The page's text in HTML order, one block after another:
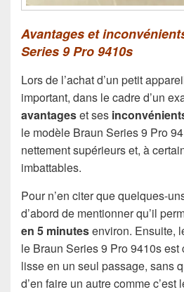
Avantages et
Series 9 Pro 9410s
Lors de l’achat d’un petit
important, dans le cadre d’un
avantageset ses
le modèle Braun Series 9 Pro
nettement supérieurs et, à
imbattables.
Pour n’en citer que quelques-
d’abord de mentionner qu’il
en 5 minutesenviron. Ensuite,
le Braun Series 9 Pro 9410s
lisse en un seul passage, sans
d’en faire un autre comme